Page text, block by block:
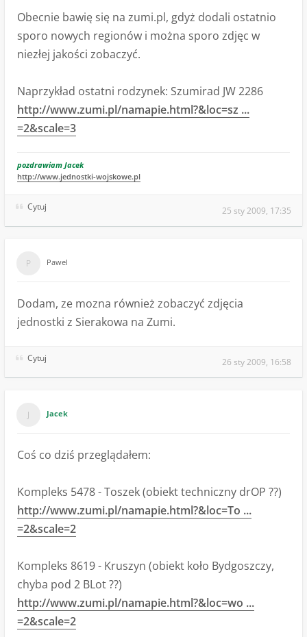
Obecnie bawię się na zumi.pl, gdyż dodali ostatnio
sporo nowych regionów i można sporo zdjęc w
niezłej jakości zobaczyć.
Naprzykład ostatni rodzynek: Szumirad JW 2286
http://www.zumi.pl/namapie.html?&loc=sz ...
=2&scale=3
pozdrawiam Jacek
http://www.jednostki-wojskowe.pl
Cytuj 25 sty 2009, 17:35
Pawel
Dodam, ze mozna również zobaczyć zdjęcia
jednostki z Sierakowa na Zumi.
Cytuj 26 sty 2009, 16:58
Jacek
Coś co dziś przeglądałem:
Kompleks 5478 - Toszek (obiekt techniczny drOP ??)
http://www.zumi.pl/namapie.html?&loc=To ...
=2&scale=2
Kompleks 8619 - Kruszyn (obiekt koło Bydgoszczy,
chyba pod 2 BLot ??)
http://www.zumi.pl/namapie.html?&loc=wo ...
=2&scale=2